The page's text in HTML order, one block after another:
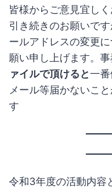
皆様からご意見宜しく
引き続きのお願いで
ールアドレスの変更
願い申し上げます。事
ァイルで頂けると一番
メール等届かないこ
す
令和3年度の活動内容